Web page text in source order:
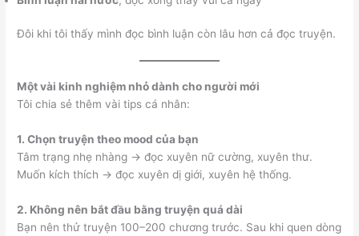
Đôi khi tôi thấy mình đọc bình luận còn lâu hơn cả đọc truyện.
Một vài kinh nghiệm nhỏ dành cho người mới
Tôi chia sẻ thêm vài tips cá nhân:
1. Chọn truyện theo mood của bạn
Tâm trạng nhẹ nhàng → đọc xuyên nữ cường, xuyên thư.
Muốn kích thích → đọc xuyên dị giới, xuyên hệ thống.
2. Không nên bắt đầu bằng truyện quá dài
Bạn nên thử truyện 100–200 chương trước. Sau khi quen dòng